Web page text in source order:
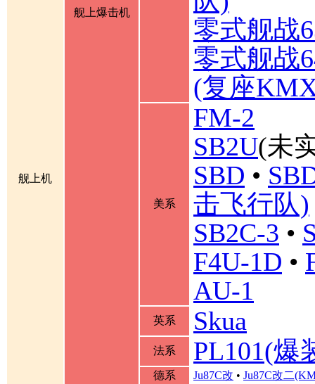
舰上机
舰上爆击机
零式舰战
零式舰战
(复座
美系
FM-2
SB2U(未
SBD •
击飞行队)
SB2C-3 •
F4U-1D •
AU-1
英系 Skua
法系 PL101(爆
德系 Ju87C改 • Ju87C改二